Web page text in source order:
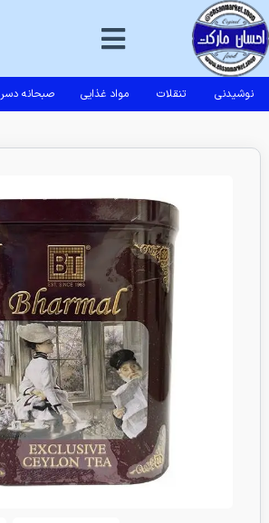
نوشیدنی تنقلات مواد غذایی صبحانه دسر